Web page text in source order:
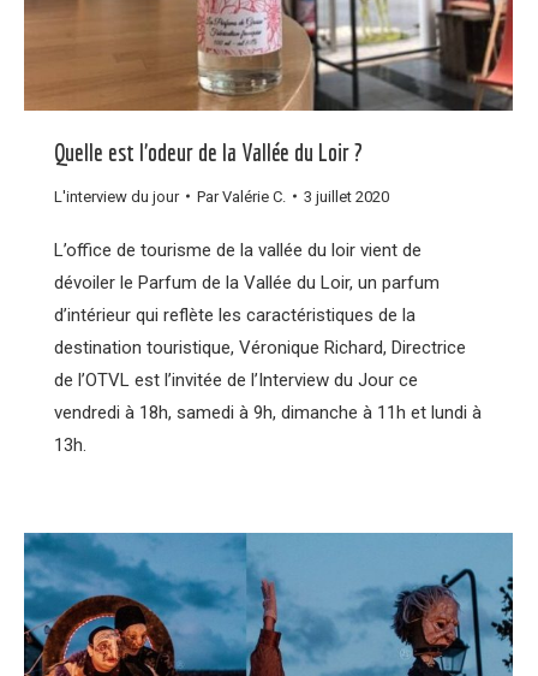
Quelle est l’odeur de la Vallée du Loir ?
L'interview du jour ParValérie C. 3 juillet 2020
L’office de tourisme de la vallée du loir vient de
dévoiler le Parfum de la Vallée du Loir, un parfum
d’intérieur qui reflète les caractéristiques de la
destination touristique, Véronique Richard, Directrice
de l’OTVL est l’invitée de l’Interview du Jour ce
vendredi à 18h, samedi à 9h, dimanche à 11h et lundi à
13h.